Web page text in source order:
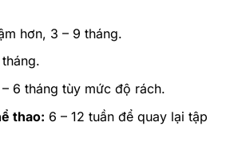
hơn, 3 – 9 tháng.
6 tháng tùy mức độ rách.
thao: 6 – 12 tuần để quay lại tập